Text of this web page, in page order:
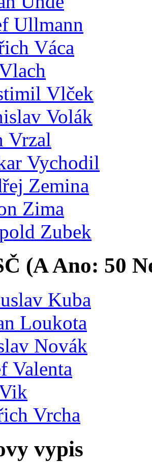
Ullmann
Váca
Vlček
Volák
Vrzal
Vychodil
Zemina
Zima
Zubek
(AAno: 50
Kuba
Loukota
Novák
Valenta
Vrcha
vypis